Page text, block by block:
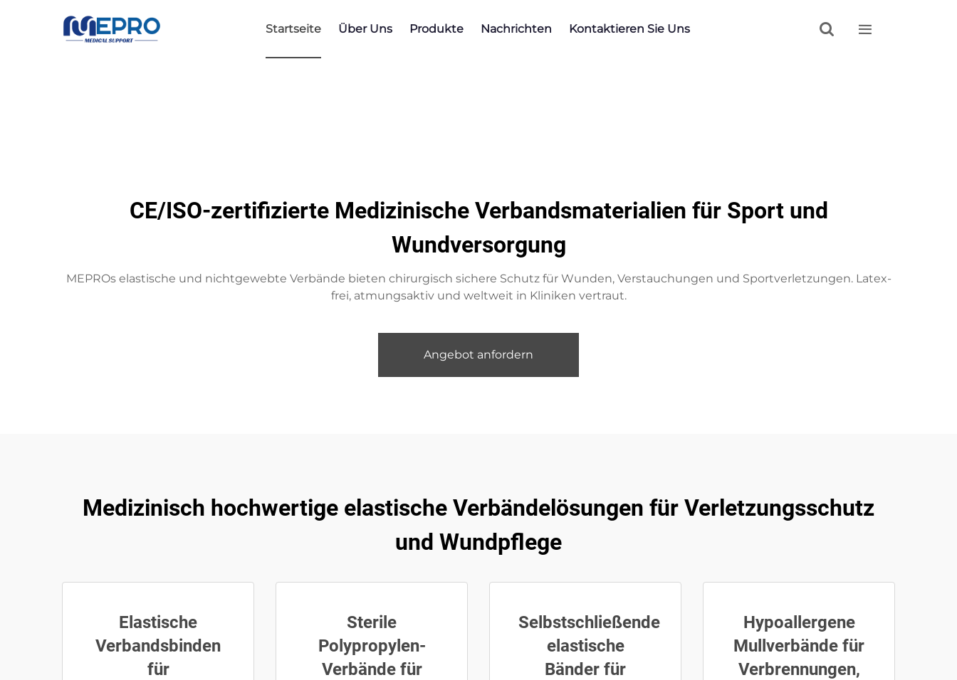
Startseite Über Uns Produkte Nachrichten Kontaktieren Sie Uns  
CE/ISO-zertifizierte Medizinische Verbandsmaterialien für Sport und
Wundversorgung
MEPROs elastische und nichtgewebte Verbände bieten chirurgisch sichere Schutz für Wunden, Verstauchungen und Sportverletzungen. Latex-
frei, atmungsaktiv und weltweit in Kliniken vertraut.
Angebot anfordern
Medizinisch hochwertige elastische Verbändelösungen für Verletzungsschutz
und Wundpflege
Elastische
Verbandsbinden
für
Sterile
Polypropylen-
Verbände für
Selbstschließende
elastische
Bänder für
Hypoallergene
Mullverbände für
Verbrennungen,